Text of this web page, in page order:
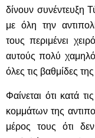
δίνουν συνέντευξη
με όλη την
τους περιμένει
αυτούς πολύ
όλες τις βαθμίδες
Φαίνεται ότι κατά
κομμάτων της
μέρος τους ότι